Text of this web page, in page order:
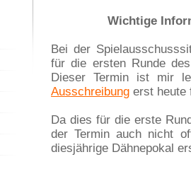
Wichtige
Bei der
für die ersten Runde
Dieser Termin ist mir
Ausschreibung erst heute
Da dies für die erste
der Termin auch nicht
diesjährige Dähnepokal